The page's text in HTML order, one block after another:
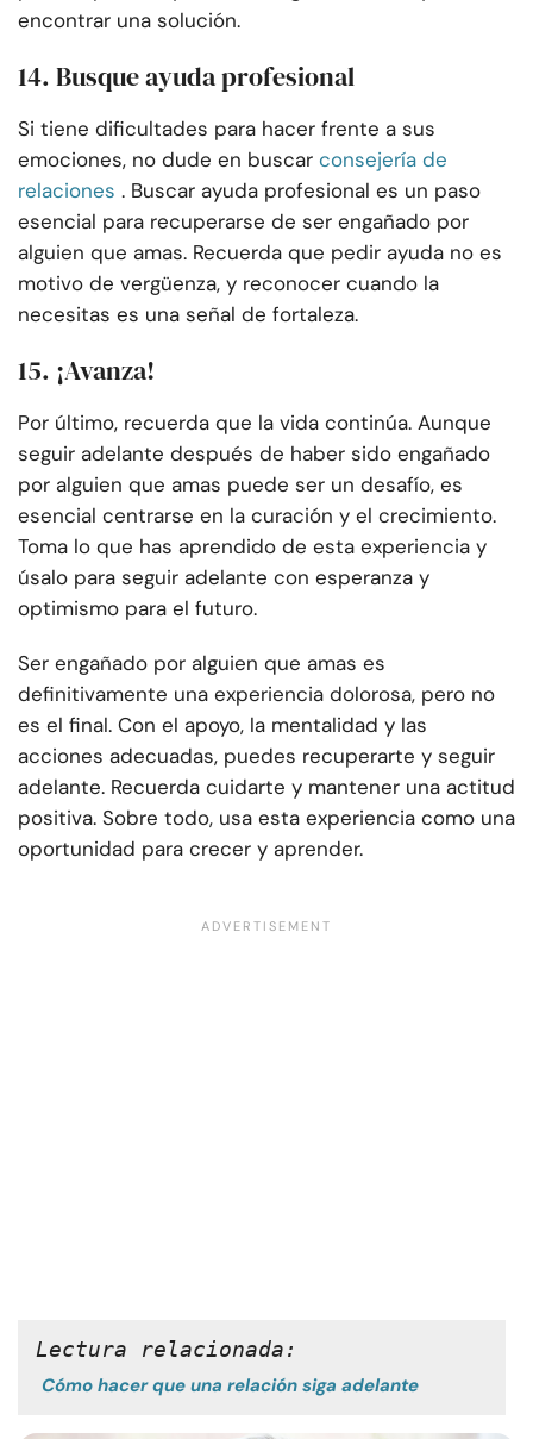
encontrar una solución.
14. Busque ayuda profesional
Si tiene dificultades para hacer frente a sus
emociones, no dude en buscar consejería de
relaciones . Buscar ayuda profesional es un paso
esencial para recuperarse de ser engañado por
alguien que amas. Recuerda que pedir ayuda no es
motivo de vergüenza, y reconocer cuando la
necesitas es una señal de fortaleza.
15. ¡Avanza!
Por último, recuerda que la vida continúa. Aunque
seguir adelante después de haber sido engañado
por alguien que amas puede ser un desafío, es
esencial centrarse en la curación y el crecimiento.
Toma lo que has aprendido de esta experiencia y
úsalo para seguir adelante con esperanza y
optimismo para el futuro.
Ser engañado por alguien que amas es
definitivamente una experiencia dolorosa, pero no
es el final. Con el apoyo, la mentalidad y las
acciones adecuadas, puedes recuperarte y seguir
adelante. Recuerda cuidarte y mantener una actitud
positiva. Sobre todo, usa esta experiencia como una
oportunidad para crecer y aprender.
Lectura relacionada:
Cómo hacer que una relación siga adelante